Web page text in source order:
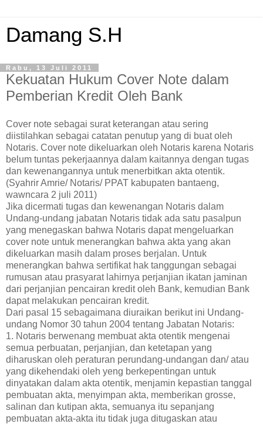
Damang S.H
Rabu, 13 Juli 2011
Kekuatan Hukum Cover Note dalam
Pemberian Kredit Oleh Bank
Cover note sebagai surat keterangan atau sering
diistilahkan sebagai catatan penutup yang di buat oleh
Notaris. Cover note dikeluarkan oleh Notaris karena Notaris
belum tuntas pekerjaannya dalam kaitannya dengan tugas
dan kewenangannya untuk menerbitkan akta otentik.
(Syahrir Amrie/ Notaris/ PPAT kabupaten bantaeng,
wawncara 2 juli 2011)
Jika dicermati tugas dan kewenangan Notaris dalam
Undang-undang jabatan Notaris tidak ada satu pasalpun
yang menegaskan bahwa Notaris dapat mengeluarkan
cover note untuk menerangkan bahwa akta yang akan
dikeluarkan masih dalam proses berjalan. Untuk
menerangkan bahwa sertifikat hak tanggungan sebagai
rumusan atau prasyarat lahirnya perjanjian ikatan jaminan
dari perjanjian pencairan kredit oleh Bank, kemudian Bank
dapat melakukan pencairan kredit.
Dari pasal 15 sebagaimana diuraikan berikut ini Undang-
undang Nomor 30 tahun 2004 tentang Jabatan Notaris:
1. Notaris berwenang membuat akta otentik mengenai
semua perbuatan, perjanjian, dan ketetapan yang
diharuskan oleh peraturan perundang-undangan dan/ atau
yang dikehendaki oleh yeng berkepentingan untuk
dinyatakan dalam akta otentik, menjamin kepastian tanggal
pembuatan akta, menyimpan akta, memberikan grosse,
salinan dan kutipan akta, semuanya itu sepanjang
pembuatan akta-akta itu tidak juga ditugaskan atau